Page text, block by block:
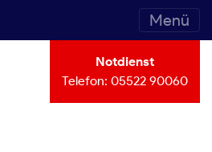
Menü
Notdienst
Telefon: 05522 90060